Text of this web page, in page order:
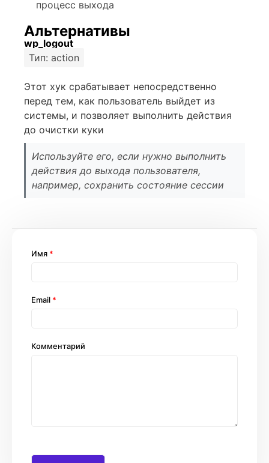
процесс выхода
Альтернативы
wp_logout
Тип: action
Этот хук срабатывает непосредственно
перед тем, как пользователь выйдет из
системы, и позволяет выполнить действия
до очистки куки
Используйте его, если нужно выполнить
действия до выхода пользователя,
например, сохранить состояние сессии
Комментарий
Имя *
Email *